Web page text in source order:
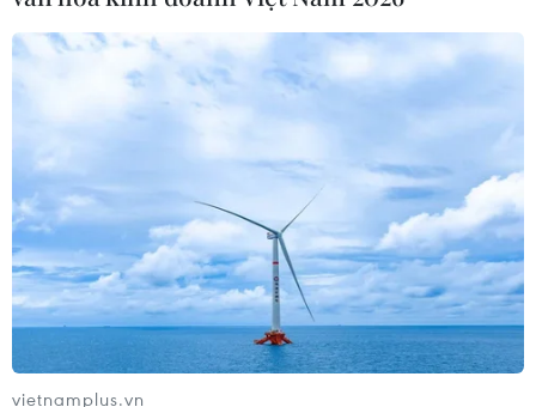
khắp thế giới, trong đó có Tokyo (Nhật Bản),
Zurich (Thụy Sĩ), New York (Mỹ) và Paris
(Pháp)./.
(TTXVN/Vietnam+)
vietnamplus.vn